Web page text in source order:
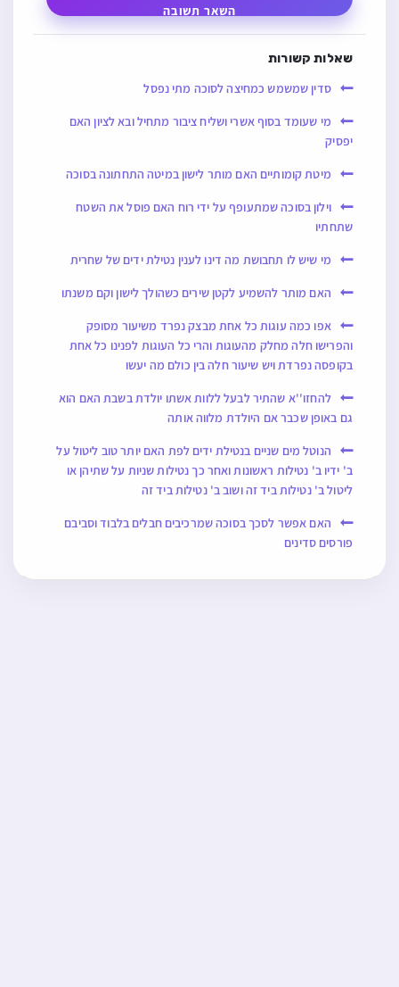
השאר תשובה
שאלות קשורות
סדין שמשמש כמחיצה לסוכה מתי נפסל
מי שעומד בסוף אשרי ושליח ציבור מתחיל ובא לציון האם
יפסיק
מיטת קומותיים האם מותר לישון במיטה התחתונה בסוכה
וילון בסוכה שמתעופף על ידי רוח האם פוסל את השטח
שתחתיו
מי שיש לו תחבושת מה דינו לענין נטילת ידים של שחרית
האם מותר להשמיע לקטן שירים כשהולך לישון וקם משנתו
אפו כמה עוגות כל אחת מבצק נפרד משיעור מסופק
והפרישו חלה מחלק מהעוגות והרי כל העוגות לפנינו כל אחת
בקופסה נפרדת ויש שיעור חלה בין כולם מה יעשו
להחזו''א שהתיר לבעל ללוות אשתו יולדת בשבת האם הוא
גם באופן שכבר אם היולדת מלווה אותה
הנוטל מים שניים בנטילת ידים לפת האם יותר טוב ליטול על
ב' ידיו ב' נטילות ראשונות ואחר כך נטילות שניות על שתיהן או
ליטול ב' נטילות ביד זה ושוב ב' נטילות ביד זה
האם אפשר לסכך בסוכה שמרכיבים חבלים בלבוד וסביבם
פורסים סדינים